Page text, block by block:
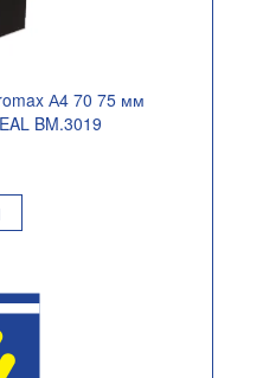
А4 70 75 мм
BM.3019